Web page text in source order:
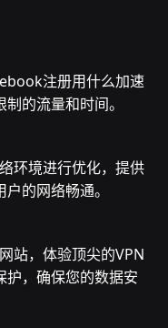
注册用什么加速
的流量和时间。
环境进行优化，提供
的网络畅通。
站，体验顶尖的VPN
护，确保您的数据安